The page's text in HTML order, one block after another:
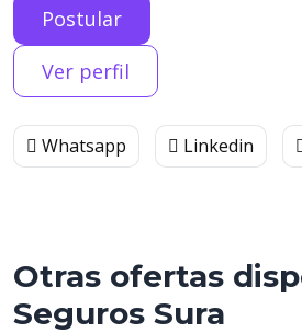
Postular
Ver perfil
Whatsapp Linkedin
Otras ofertas
Seguros Sura